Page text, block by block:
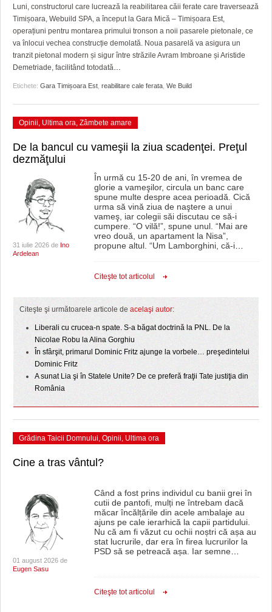
GRĂDINA TAICII DOMNULUI
ZIARISTU’ DE TERASĂ
CU OIŞTEA-N KIERKEGAARD
PE SURSE
CRONICĂ DE FILM
UNDE MERGEM
FILME DOCUMENTARE
JOCURI ONLINE
ACCIDENTE
ANUNŢURI
INFO SI UTILE
INVATAMANT
JUSTITIE
FILME DOCUMENTARE
CLIPURI VIDEO
JOCURI ONLINE
DIVERSE
FARMACII DIN TIMIŞOARA
HARTA TIMIŞOAREI
PRIMĂRIILE DIN TIMIŞ
SFATUL MEDICULUI
SFATURI JURIDICE
Luni, constructorul care lucrează la reabilitarea căii ferate care traversează
Timișoara, Webuild SPA, a început la Gara Mică – Timișoara Est,
operațiuni pentru montarea primului tronson a noii pasarele pietonale, ce
va înlocui vechea construcție demolată. Noua pasarelă va asigura un
tranzit pietonal modern și sigur între străzile Avram Imbroane și Aristide
Demetriade, facilitând totodată…
Etichete: Gara Timișoara Est reabilitare cale ferata We Build
Opinii, Ultima ora, Zâmbete amare
De la bancul cu vameşii la ziua scadenţei. Preţul
dezmăţului
31 iulie 2026 de Ino
Ardelean
În urmă cu 15-20 de ani, în vremea de
glorie a vameşilor, circula un banc care
spune multe despre acea perioadă. Cică
urma să vină ziua de naştere a unui
vameş, iar colegii săi discutau ce să-i
cumpere. “O vilă!”, spune unul. “Mai are
vreo două, un apartament la Nisa”,
propune altul. “Um Lamborghini, că-i…
Citeşte tot articolul
Citeşte şi următoarele articole de acelaşi autor:
Liberali cu crucea-n spate. S-a băgat doctrină la PNL. De la
Nicolae Robu la Alina Gorghiu
În sfârşit, primarul Dominic Fritz ajunge la vorbele… preşedintelui
Dominic Fritz
A sunat Lia şi în Statele Unite? De ce preferă fraţii Tate justiţia din
România
Grădina Taicii Domnului, Opinii, Ultima ora
Cine a tras vântul?
01 august 2026 de
Eugen Sasu
Când a fost prins individul cu banii grei în
cutii de pantofi, mulți ne întrebam dacă
măcar încălțările din acele ambalaje au
ajuns pe cale ierarhică la capii partidului.
Nu că am fi văzut cu ochii noștri că așa au
stat lucrurile, dar era în firea lucrurilor la
PSD să se petreacă așa. Iar semne…
Citeşte tot articolul